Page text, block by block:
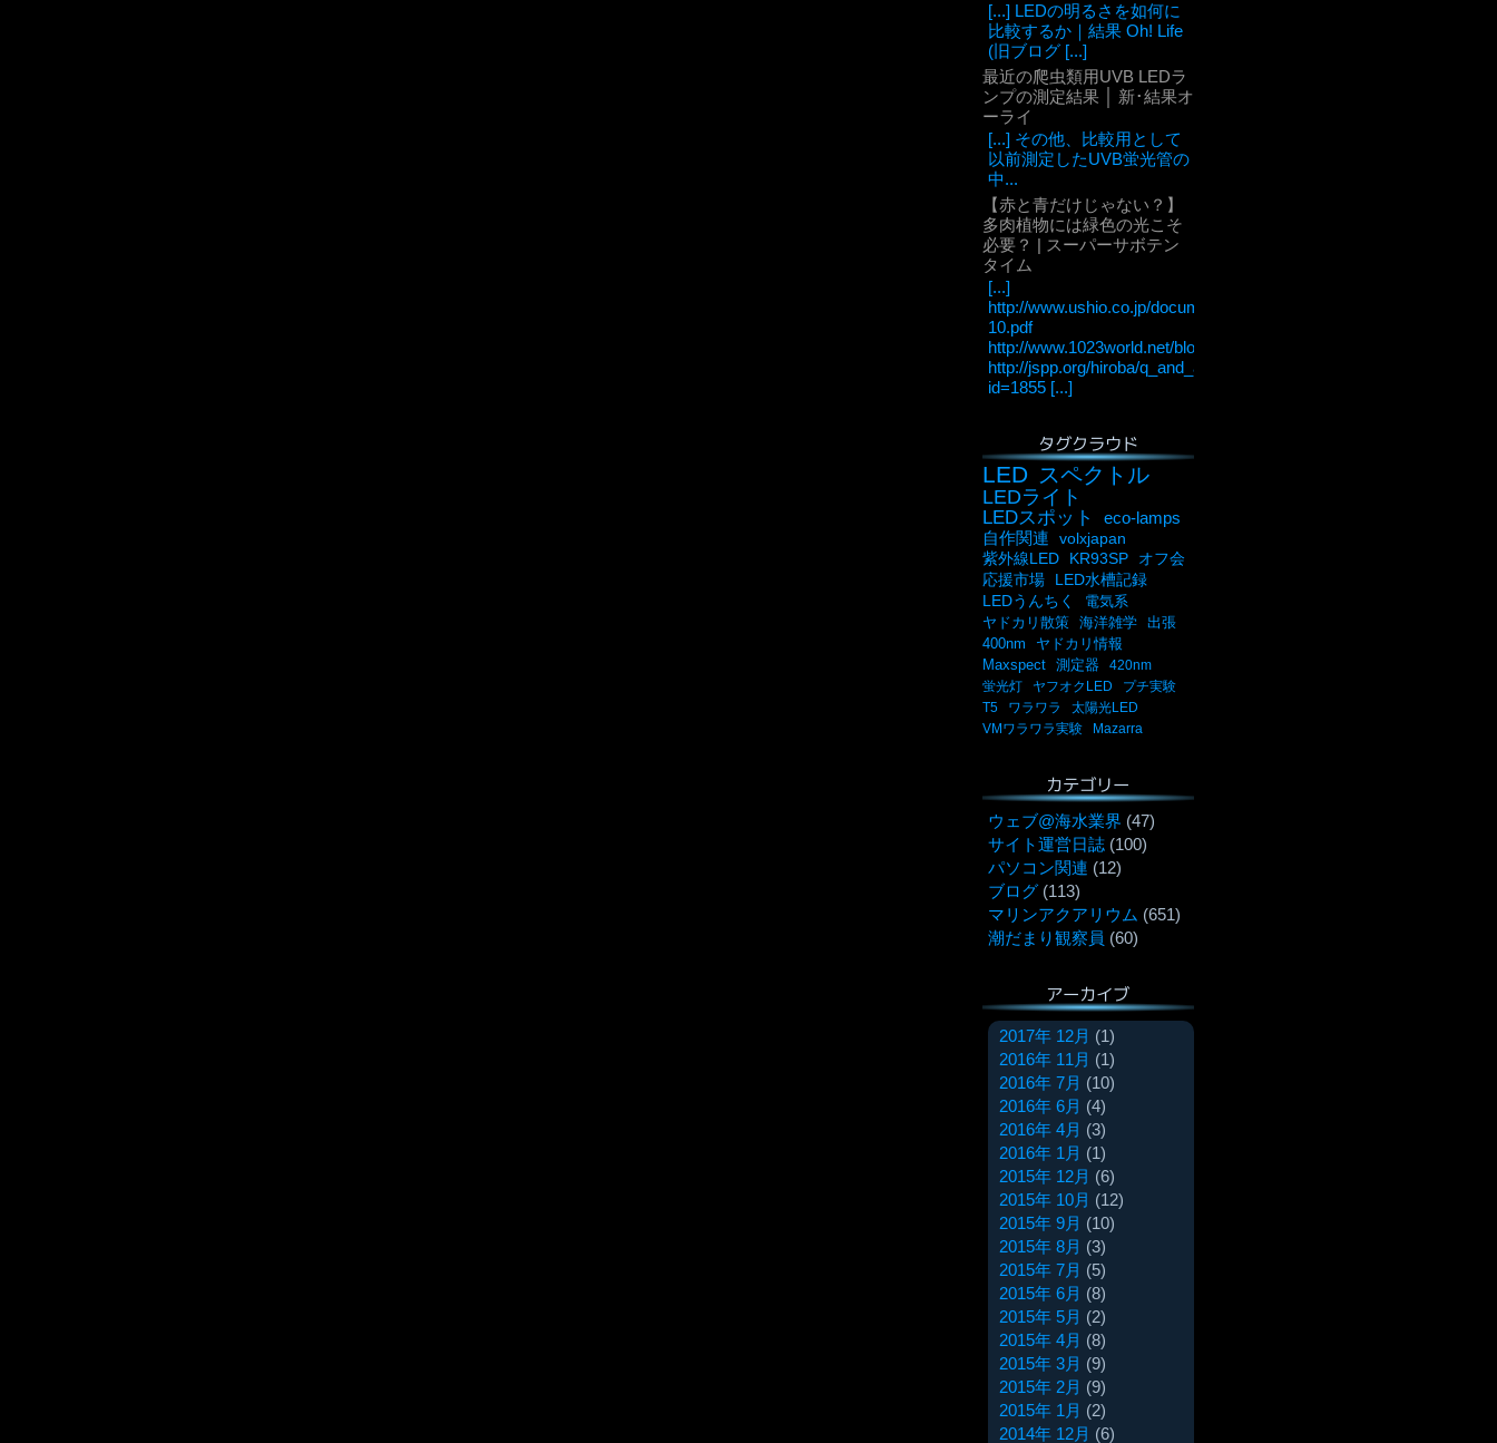
[...] LEDの明るさを如何に
比較するか｜結果 Oh! Life
(旧ブログ [...]
最近の爬虫類用UVB LEDラ
ンプの測定結果 │ 新･結果オ
ーライ
[...] その他、比較用として
以前測定したUVB蛍光管の
中...
【赤と青だけじゃない？】
多肉植物には緑色の光こそ
必要？ | スーパーサボテン
タイム
[...]
http://www.ushio.co.jp/documents/technology/lightedge/lightedge_36/
10.pdf
http://www.1023world.net/blog/
http://jspp.org/hiroba/q_and_a/detail.html?
id=1855 [...]
タグクラウド
LED スペクトル
LEDライト
LEDスポット
eco-lamps
自作関連
volxjapan
紫外線LED
KR93SP
オフ会
応援市場
LED水槽記録
LEDうんちく
電気系
ヤドカリ散策 海洋雑学 出張
400nm
ヤドカリ情報
Maxspect
測定器
420nm
蛍光灯
ヤフオクLED
プチ実験
T5
ワラワラ
太陽光LED
VMワラワラ実験
Mazarra
カテゴリー
ウェブ@海水業界 (47)
サイト運営日誌 (100)
パソコン関連 (12)
ブログ (113)
マリンアクアリウム (651)
潮だまり観察員 (60)
アーカイブ
2017年 12月 (1)
2016年 11月 (1)
2016年 7月 (10)
2016年 6月 (4)
2016年 4月 (3)
2016年 1月 (1)
2015年 12月 (6)
2015年 10月 (12)
2015年 9月 (10)
2015年 8月 (3)
2015年 7月 (5)
2015年 6月 (8)
2015年 5月 (2)
2015年 4月 (8)
2015年 3月 (9)
2015年 2月 (9)
2015年 1月 (2)
2014年 12月 (6)